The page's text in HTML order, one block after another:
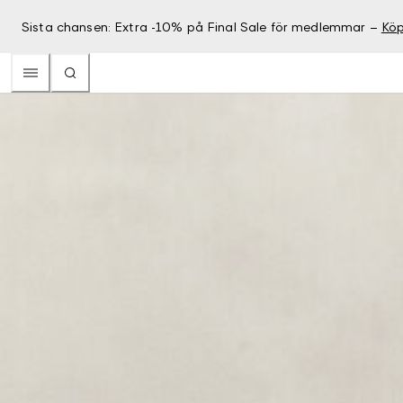
Sista chansen: Extra -10% på Final Sale för medlemmar –